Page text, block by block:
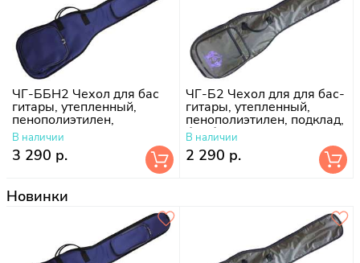
ЧГ-ББН2 Чехол для бас
гитары, утепленный,
пенополиэтилен,
поролон-10 мм, подклад
болонь
В наличии
3 290 р.
ЧГ-Б2 Чехол для для бас-
гитары, утепленный,
пенополиэтилен, подклад,
без борта
В наличии
2 290 р.
Новинки